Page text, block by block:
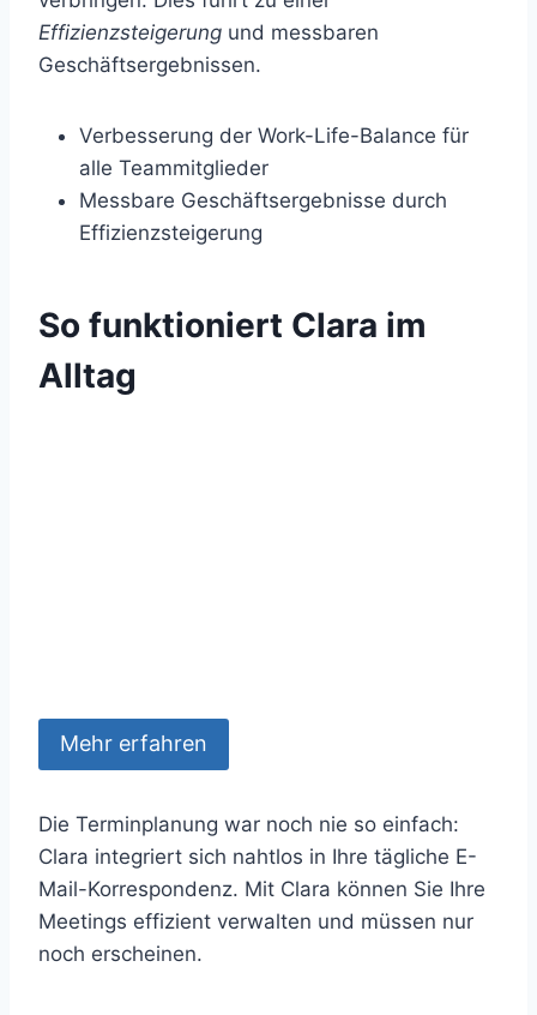
Effizienzsteigerung und messbaren
Geschäftsergebnissen.
Verbesserung der Work-Life-Balance für
alle Teammitglieder
Messbare Geschäftsergebnisse durch
Effizienzsteigerung
So funktioniert Clara im
Alltag
Mehr erfahren
Die Terminplanung war noch nie so einfach:
Clara integriert sich nahtlos in Ihre tägliche E-
Mail-Korrespondenz. Mit Clara können Sie Ihre
Meetings effizient verwalten und müssen nur
noch erscheinen.